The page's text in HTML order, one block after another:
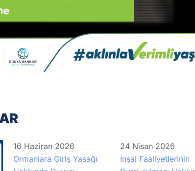
16 Haziran 2026
Ormanlara Giriş Yasağı
24 Nisan 2026
İnşai Faaliyetlerinin